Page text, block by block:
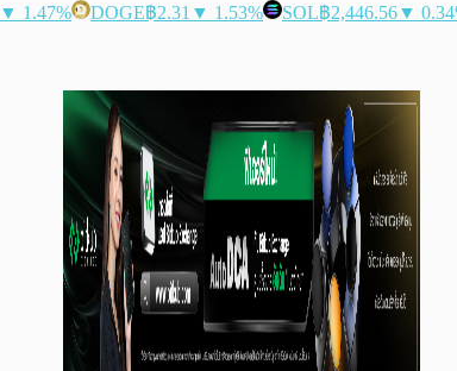
▼ 1.47% DOGE฿2.31 ▼ 1.53% SOL฿2,446.56▼